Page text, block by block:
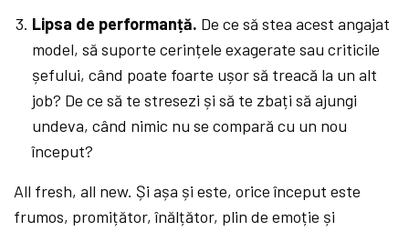
Lipsa de performanță. De ce să stea acest angajat
model, să suporte cerințele exagerate sau criticile
șefului, când poate foarte ușor să treacă la un alt
job? De ce să te stresezi și să te zbați să ajungi
undeva, când nimic nu se compară cu un nou
început?
All fresh, all new. Și așa și este, orice început este
frumos, promițător, înălțător, plin de emoție și